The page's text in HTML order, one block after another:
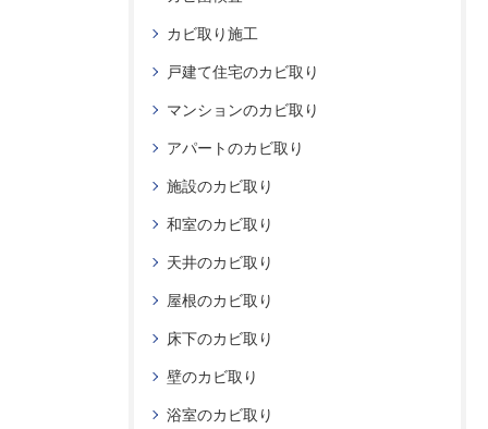
カビ取り施工
戸建て住宅のカビ取り
マンションのカビ取り
アパートのカビ取り
施設のカビ取り
和室のカビ取り
天井のカビ取り
屋根のカビ取り
床下のカビ取り
壁のカビ取り
浴室のカビ取り